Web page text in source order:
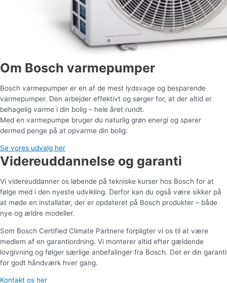
Om Bosch varmepumper
Bosch varmepumper er en af de mest lydsvage og besparende
varmepumper. Den arbejder effektivt og sørger for, at der altid er
behagelig varme i din bolig – hele året rundt.
Med en varmepumpe bruger du naturlig grøn energi og sparer
dermed penge på at opvarme din bolig.
Se vores udvalg her
Videreuddannelse og garanti
Vi videreuddanner os løbende på tekniske kurser hos Bosch for at
følge med i den nyeste udvikling. Derfor kan du også være sikker på
at møde en installatør, der er opdateret på Bosch produkter – både
nye og ældre modeller.
Som Bosch Certified Climate Partnere forpligter vi os til at være
medlem af en garantiordning. Vi monterer altid efter gældende
lovgivning og følger særlige anbefalinger fra Bosch. Det er din garanti
for godt håndværk hver gang.
Kontakt os her